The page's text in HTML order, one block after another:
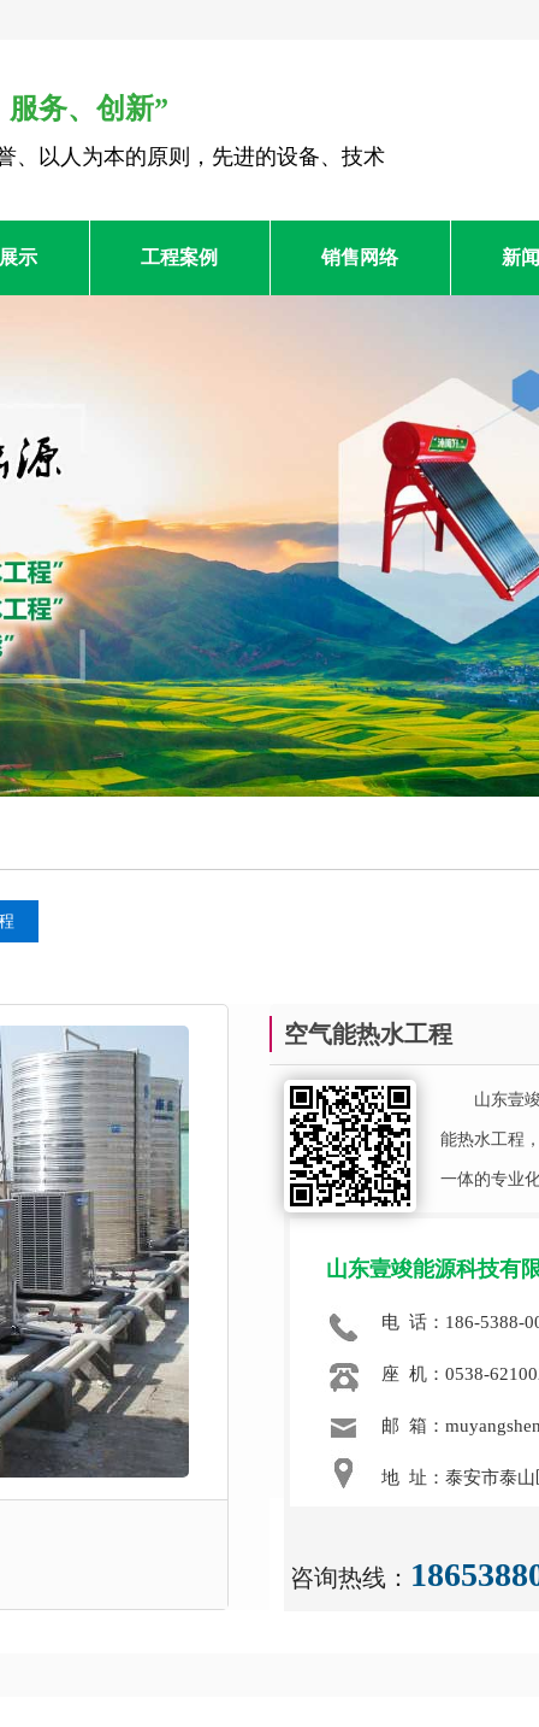
服务、创新”
、以人为本的原则，先进的设备、技术
示 工程案例 销售网络 新
空气能热水工程
山东壹
能热水工程
一体的专业
山东壹竣能源科技有
电 话：186-5388-
座 机：0538-
邮 箱：
地 址：泰安市泰
咨询热线：